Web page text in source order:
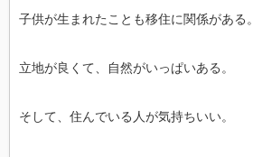
子供が生まれたことも移住に関係がある。
立地が良くて、自然がいっぱいある。
そして、住んでいる人が気持ちいい。